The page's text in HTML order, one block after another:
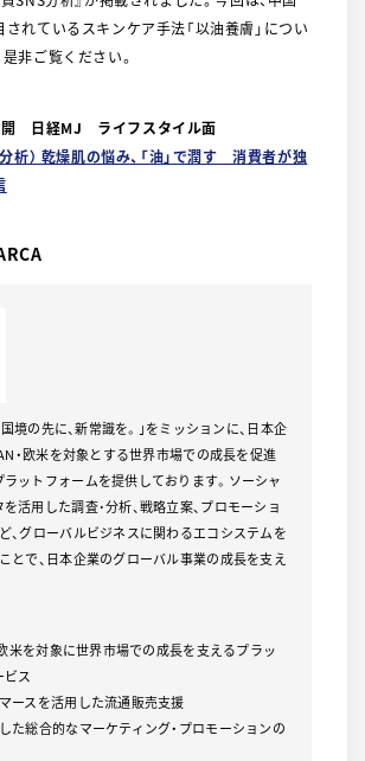
れているスキンケア手法「以油養膚」につい
非ご覧ください。
開 日経MJ ライフスタイル面
析） 乾燥肌の悩み、「油」で潤す 消費者が独
国境の先に、新常識を。｣をミッションに、日本企
・欧米を対象とする世界市場での成長を促進
ットフォームを提供しております。ソーシャ
活用した調査･分析、戦略立案、プロモーショ
、グローバルビジネスに関わるエコシステムを
とで、日本企業のグローバル事業の成長を支え
欧米を対象に世界市場での成長を支えるプラッ
ス
ースを活用した流通販売支援
た総合的なマーケティング・プロモーションの